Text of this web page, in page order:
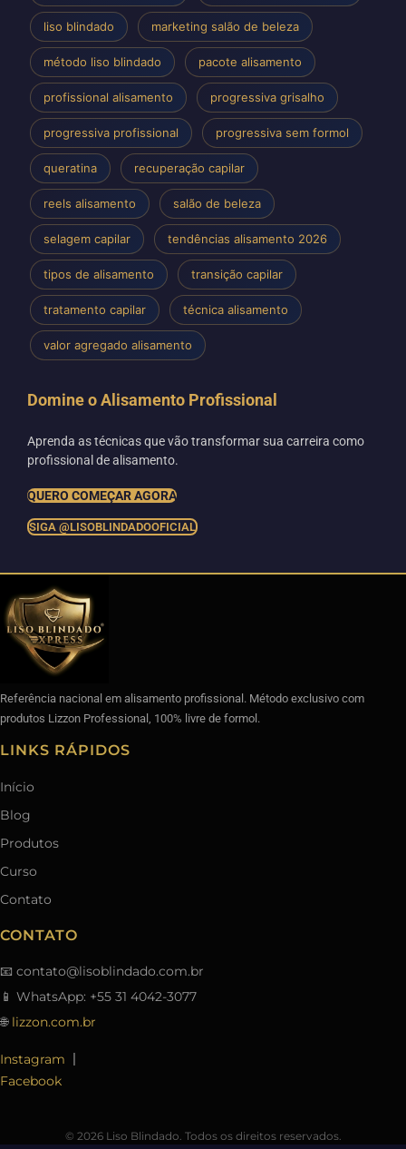
liso blindado marketing salão de beleza
método liso blindado pacote alisamento
profissional alisamento progressiva grisalho
progressiva profissional progressiva sem formol
queratina recuperação capilar
reels alisamento salão de beleza
selagem capilar tendências alisamento 2026
tipos de alisamento transição capilar
tratamento capilar técnica alisamento
valor agregado alisamento
Domine o Alisamento Profissional
Aprenda as técnicas que vão transformar sua carreira como
profissional de alisamento.
QUERO COMEÇAR AGORA
SIGA @LISOBLINDADOOFICIAL
Referência nacional em alisamento profissional. Método exclusivo com
produtos Lizzon Professional, 100% livre de formol.
LINKS RÁPIDOS
Início
Blog
Produtos
Curso
Contato
CONTATO
📧 contato@lisoblindado.com.br
📱 WhatsApp: +55 31 4042-3077
🌐 lizzon.com.br
Instagram
Facebook
© 2026 Liso Blindado. Todos os direitos reservados.